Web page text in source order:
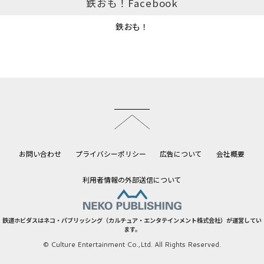
鉄おも！
お問い合わせ プライバシーポリシー 広告について 会社概要
利用者情報の外部送信について
鉄道ホビダスはネコ・パブリッシング（カルチュア・エンタテインメント株式会社）が運営してい
ます。
© Culture Entertainment Co.,Ltd. All Rights Reserved.